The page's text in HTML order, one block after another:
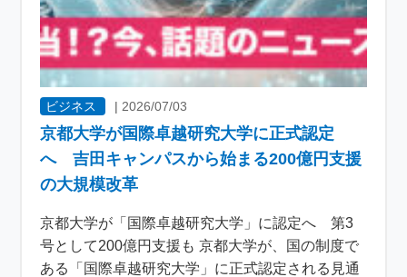
ビジネス | 2026/07/03
京都大学が国際卓越研究大学に正式認定
へ 吉田キャンパスから始まる200億円支援
の大規模改革
京都大学が「国際卓越研究大学」に認定へ 第3
号として200億円支援も 京都大学が、国の制度で
ある「国際卓越研究大学」に正式認定される見通